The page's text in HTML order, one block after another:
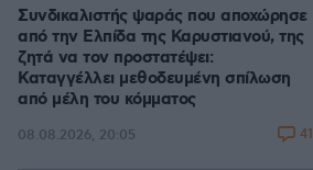
Συνδικαλιστής ψαράς που αποχώρησε
από την Ελπίδα της Καρυστιανού, της
ζητά να τον προστατέψει:
Καταγγέλλει μεθοδευμένη σπίλωση
από μέλη του κόμματος
08.08.2026, 20:05 41